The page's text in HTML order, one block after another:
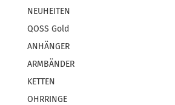
NEUHEITEN
QOSS Gold
ANHÄNGER
ARMBÄNDER
KETTEN
OHRRINGE